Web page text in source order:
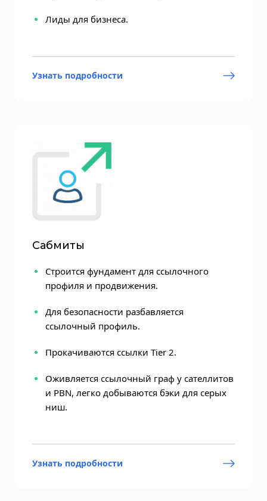
Лиды для бизнеса.
Узнать подробности
Сабмиты
Строится фундамент для ссылочного
профиля и продвижения.
Для безопасности разбавляется
ссылочный профиль.
Прокачиваются ссылки Tier 2.
Оживляется ссылочный граф у сателлитов
и PBN, легко добываются бэки для серых
ниш.
Узнать подробности